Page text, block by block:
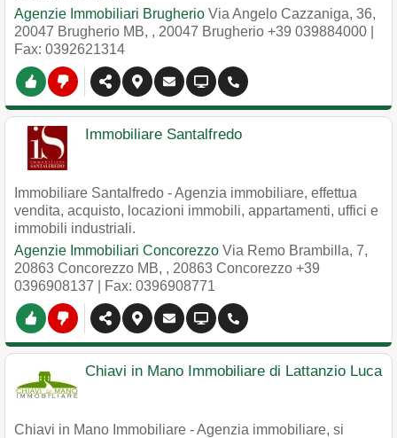
Agenzie Immobiliari Brugherio Via Angelo Cazzaniga, 36,
20047 Brugherio MB, , 20047 Brugherio +39 039884000
Fax: 0392621314
Immobiliare Santalfredo
Immobiliare Santalfredo - Agenzia immobiliare, effettua
vendita, acquisto, locazioni immobili, appartamenti, uffici e
immobili industriali.
Agenzie Immobiliari Concorezzo Via Remo Brambilla, 7,
20863 Concorezzo MB, , 20863 Concorezzo +39
0396908137 | Fax: 0396908771
Chiavi in Mano Immobiliare di Lattanzio Luca
Chiavi in Mano Immobiliare - Agenzia immobiliare, si